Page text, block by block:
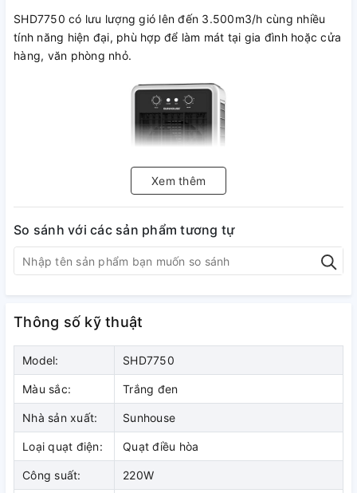
SHD7750 có lưu lượng gió lên đến 3.500m3/h cùng nhiều
tính năng hiện đại, phù hợp để làm mát tại gia đình hoặc cửa
hàng, văn phòng nhỏ.
Xem thêm
So sánh với các sản phẩm tương tự
Thông số kỹ thuật
Model: SHD7750
Màu sắc: Trắng đen
Nhà sản xuất: Sunhouse
Loại quạt điện: Quạt điều hòa
Công suất: 220W